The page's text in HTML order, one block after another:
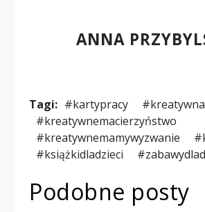
ANNA
Tagi: #kartypracy
#kreatywnemacierzyństwo
#kreatywnemamywyzwanie
#książkidladzieci
Podobne posty